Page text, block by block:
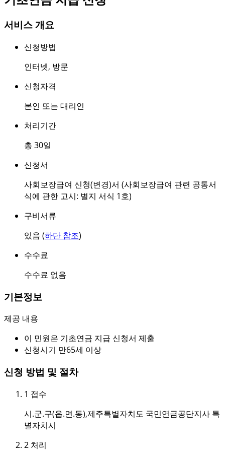
서비스 개요
신청방법
인터넷, 방문
신청자격
본인 또는 대리인
처리기간
총 30일
신청서
사회보장급여 신청(변경)서 (사회보장급여 관련 공통서
식에 관한 고시: 별지 서식 1호)
구비서류
있음 (하단 참조)
수수료
수수료 없음
기본정보
제공 내용
이 민원은 기초연금 지급 신청서 제출
신청시기 만65세 이상
신청 방법 및 절차
1 접수
시.군.구(읍.면.동),제주특별자치도 국민연금공단지사 특
별자치시
2 처리